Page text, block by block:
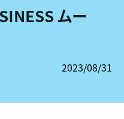
ムー
2023/08/31